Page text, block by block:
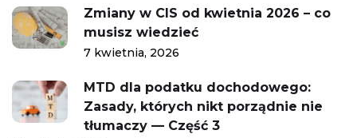
Zmiany w CIS od kwietnia 2026 – co
musisz wiedzieć
7 kwietnia, 2026
MTD dla podatku dochodowego:
Zasady, których nikt porządnie nie
tłumaczy — Część 3